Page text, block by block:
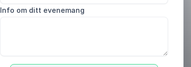
Info om ditt evenemang